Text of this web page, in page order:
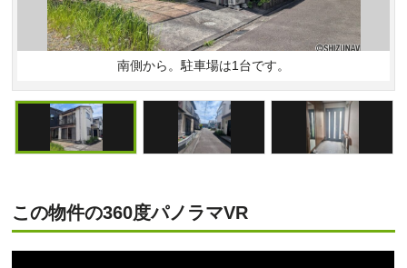
南側から。駐車場は1台です。
この物件の360度パノラマVR